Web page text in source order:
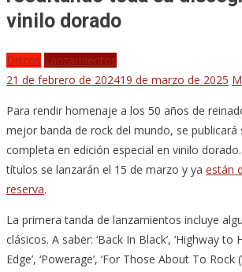
vinilo dorado
Discos Lanzamientos
21 de febrero de 202419 de marzo de 2025
Para rendir homenaje a los 50 años de
mejor banda de rock del mundo, se publicará
completa en edición especial en vinilo
títulos se lanzarán el 15 de marzo y ya están
reserva.
La primera tanda de lanzamientos incluye
clásicos. A saber: ‘Back In Black’, ‘Highway to
Edge’, ‘Powerage’, ‘For Those About To Rock